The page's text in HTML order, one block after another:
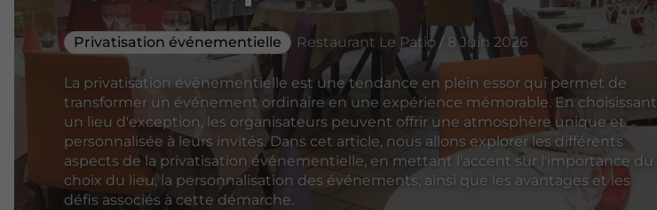
Privatisation événementielle Restaurant Le Patio / 8 Juin 2026
La privatisation événementielle est une tendance en plein essor qui permet de
transformer un événement ordinaire en une expérience mémorable. En choisissant
un lieu d'exception, les organisateurs peuvent offrir une atmosphère unique et
personnalisée à leurs invités. Dans cet article, nous allons explorer les différents
aspects de la privatisation événementielle, en mettant l'accent sur l'importance du
choix du lieu, la personnalisation des événements, ainsi que les avantages et les
défis associés à cette démarche.